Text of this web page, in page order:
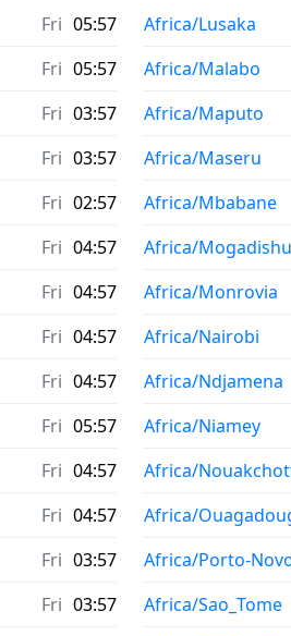
Fri 05:57
Fri 05:57
Fri 03:57
Fri 03:57
Fri 02:57
Fri 04:57
Fri 04:57
Fri 04:57
Fri 04:57
Fri 05:57
Fri 04:57
Fri 04:57
Fri 03:57
Fri 03:57
Africa/Lusaka
Africa/Malabo
Africa/Maputo
Africa/Maseru
Africa/Mbabane
Africa/Mogadishu
Africa/Monrovia
Africa/Nairobi
Africa/Ndjamena
Africa/Niamey
Africa/
Africa/
Africa/Porto-
Africa/Sao_Tome